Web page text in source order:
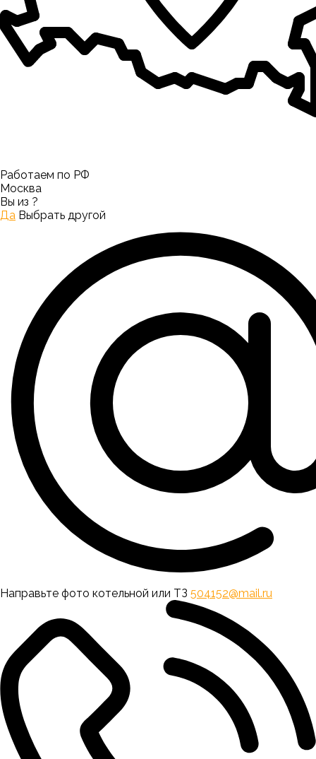
Работаем по РФ
Москва
Вы из ?
Да Выбрать другой
Направьте фото котельной или ТЗ 504152@mail.ru